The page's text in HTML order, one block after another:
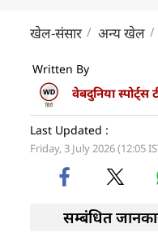
खेल-संसार अन्य खेल
Written By
वेबदुनिया स्पोर्ट्स
Last Updated :
Friday, 3 July 2026 (12:05
सम्बंधित